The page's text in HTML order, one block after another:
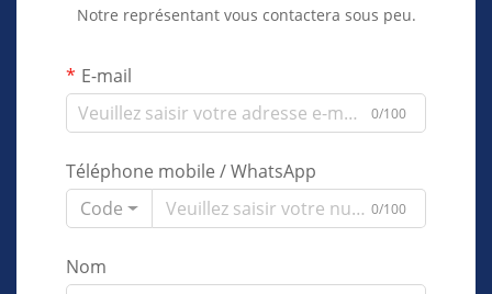
Notre représentant vous contactera sous peu.
E-mail
0/100
Téléphone mobile / WhatsApp
Code
0/100
Nom